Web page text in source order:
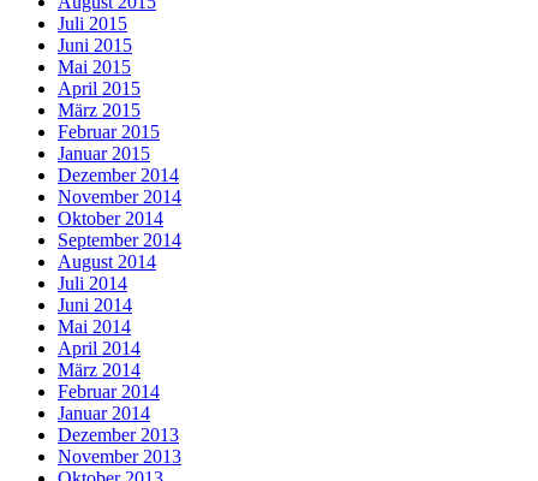
Juli 2015
Juni 2015
Mai 2015
April 2015
März 2015
Februar 2015
Januar 2015
Dezember 2014
November 2014
Oktober 2014
September 2014
August 2014
Juli 2014
Juni 2014
Mai 2014
April 2014
März 2014
Februar 2014
Januar 2014
Dezember 2013
November 2013